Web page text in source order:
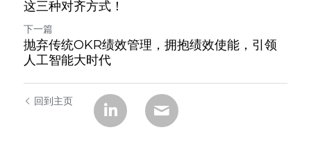
这三种对齐方式！
下一篇
抛弃传统OKR绩效管理，拥抱绩效使能，引领
人工智能大时代
回到主页